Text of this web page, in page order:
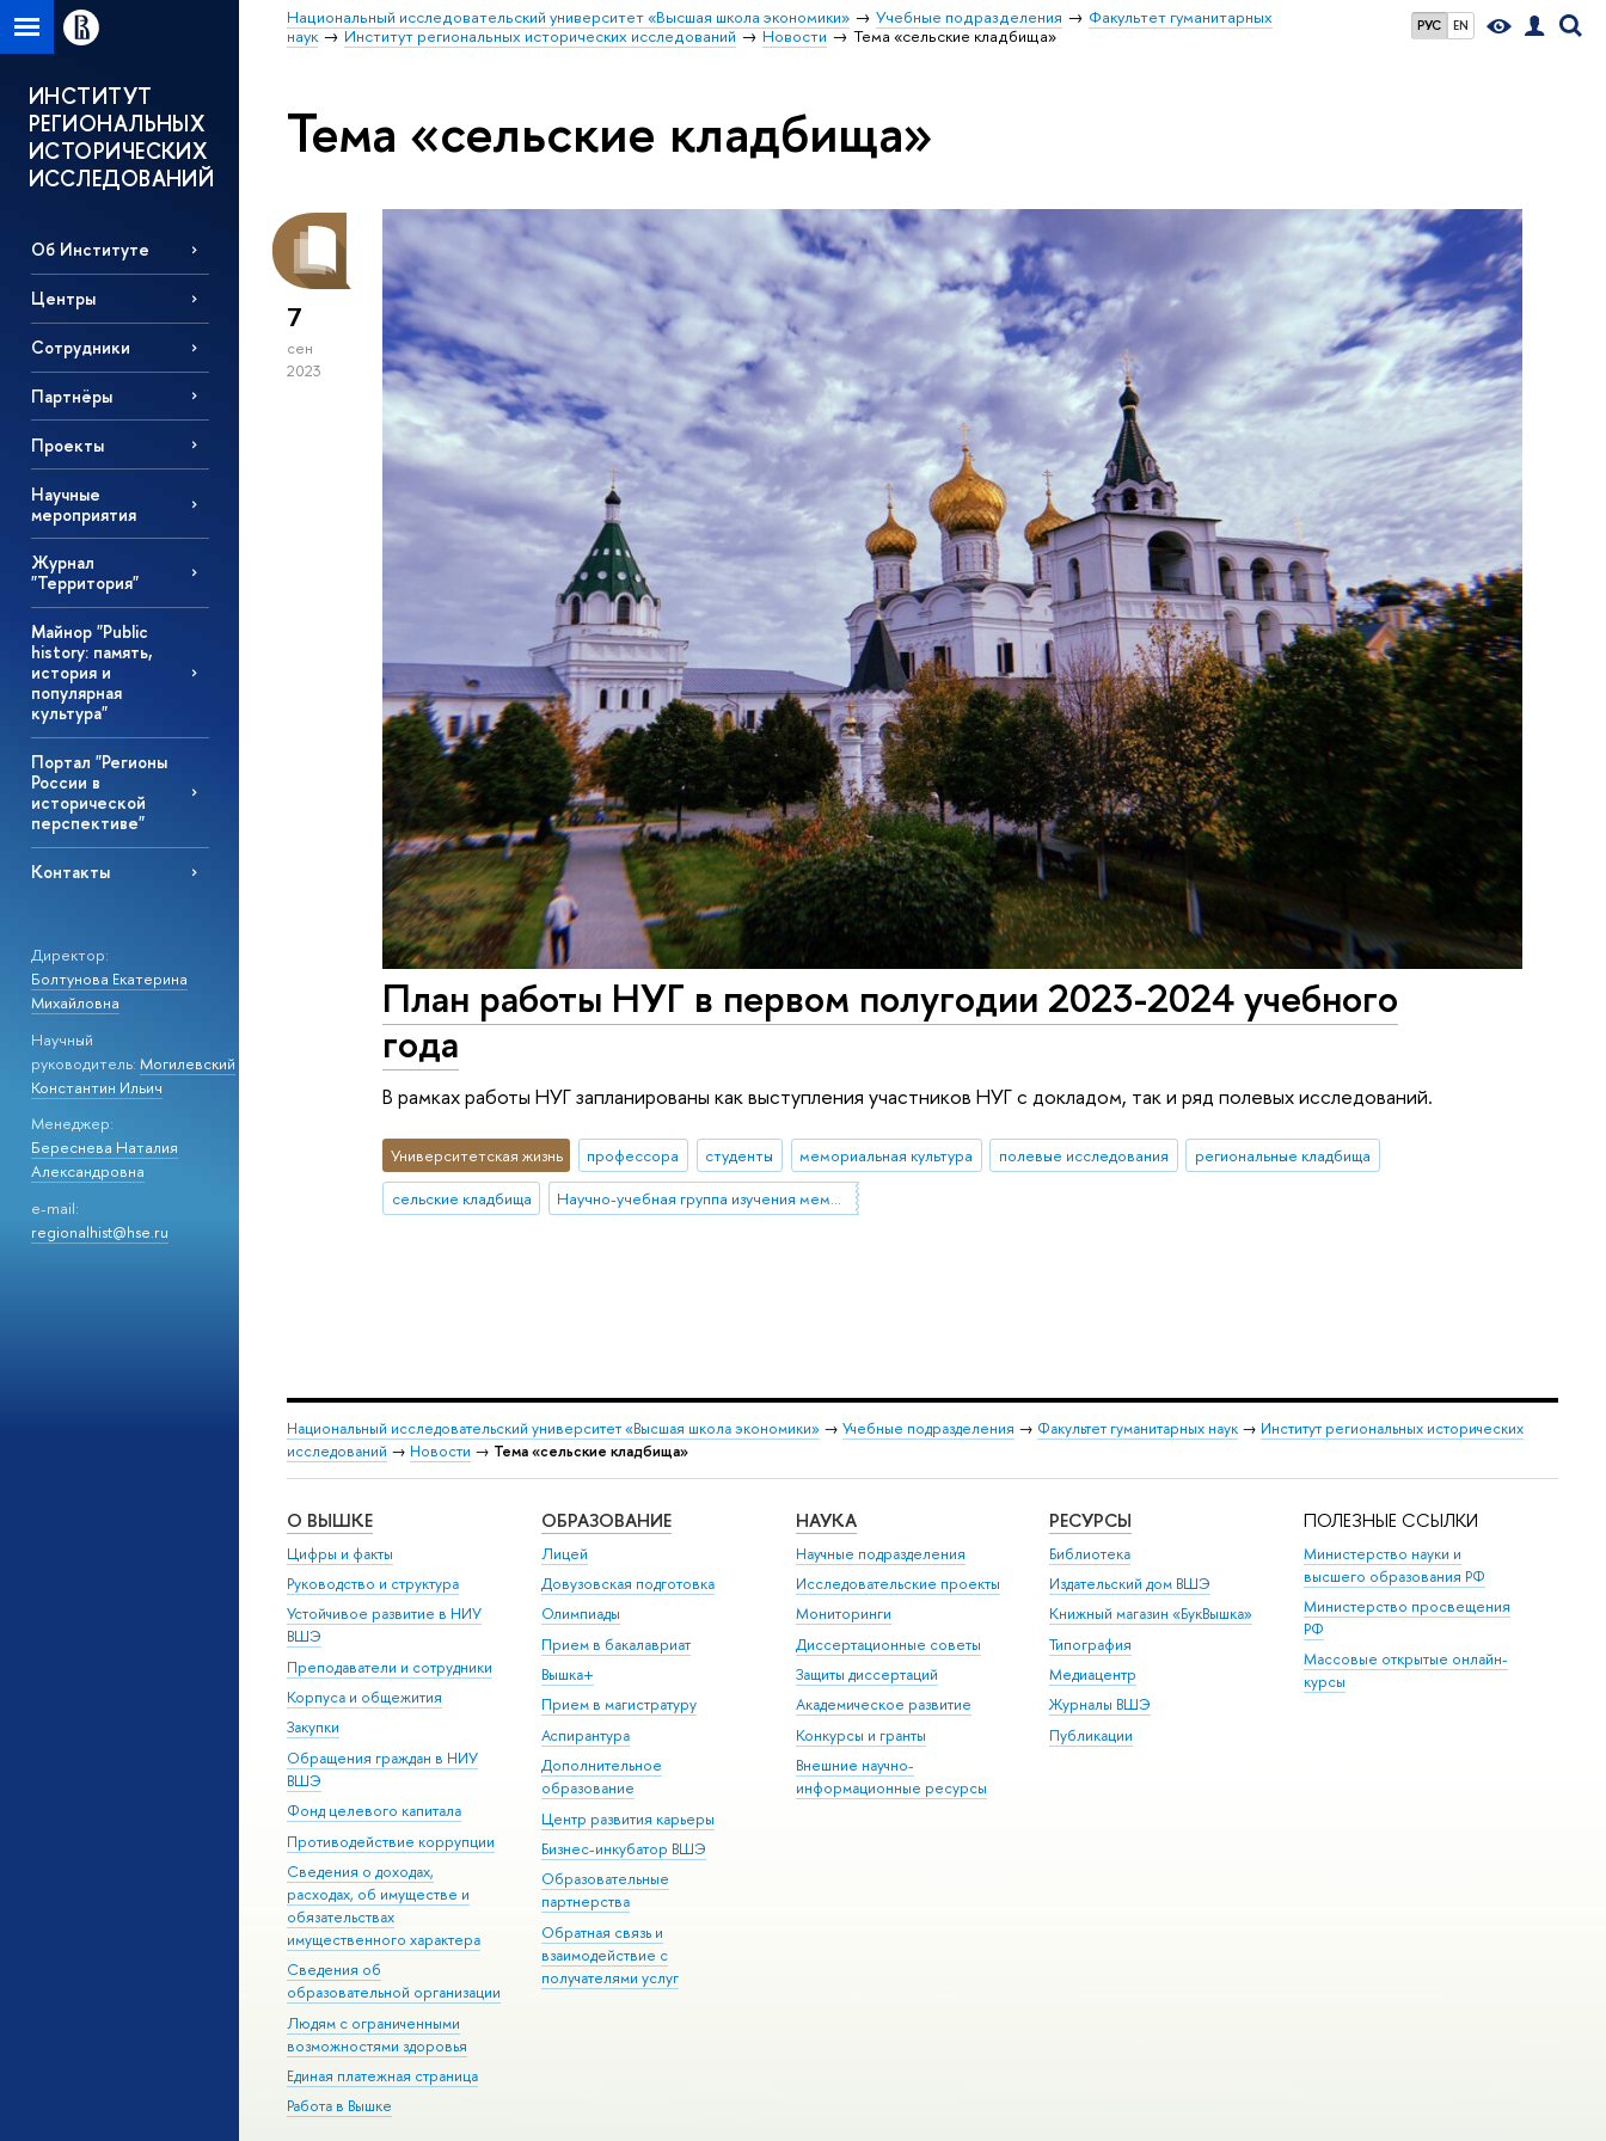
РУС EN
Национальный исследовательский университет «Высшая школа экономики» Учебные подразделения
Факультет гуманитарных
наук
Институт региональных исторических исследований Новости Тема «сельские кладбища»
ИНСТИТУТ
РЕГИОНАЛЬНЫХ
ИСТОРИЧЕСКИХ
ИССЛЕДОВАНИЙ
Об Институте
Центры
Сотрудники
Партнёры
Проекты
Научные
мероприятия
Журнал
"Территория"
Майнор "Public
history: память,
история и
популярная
культура"
Портал "Регионы
России в
исторической
перспективе"
Контакты
Директор:
Болтунова Екатерина
Михайловна
Научный
руководитель: Могилевский
Константин Ильич
Менеджер:
Береснева Наталия
Александровна
e-mail:
regionalhist@hse.ru
Тема «сельские кладбища»
7
сен
2023
План работы НУГ в первом полугодии 2023-2024 учебного
года
В рамках работы НУГ запланированы как выступления участников НУГ с докладом, так и ряд полевых исследований.
Университетская жизнь профессора студенты мемориальная культура полевые исследования
региональные кладбища
сельские кладбища
Научно-учебная группа изучения мемориальной культуры в России
Национальный исследовательский университет «Высшая школа экономики» → Учебные подразделения → Факультет гуманитарных наук → Институт региональных исторических
исследований → Новости → Тема «сельские кладбища»
О ВЫШКЕ
Цифры и факты
Руководство и структура
Устойчивое развитие в НИУ
ВШЭ
Преподаватели и сотрудники
Корпуса и общежития
Закупки
Обращения граждан в НИУ
ВШЭ
Фонд целевого капитала
Противодействие коррупции
Сведения о доходах,
расходах, об имуществе и
обязательствах
имущественного характера
Сведения об
образовательной организации
Людям с ограниченными
возможностями здоровья
Единая платежная страница
Работа в Вышке
ОБРАЗОВАНИЕ
Лицей
Довузовская подготовка
Олимпиады
Прием в бакалавриат
Вышка+
Прием в магистратуру
Аспирантура
Дополнительное
образование
Центр развития карьеры
Бизнес-инкубатор ВШЭ
Образовательные
партнерства
Обратная связь и
взаимодействие с
получателями услуг
НАУКА
Научные подразделения
Исследовательские проекты
Мониторинги
Диссертационные советы
Защиты диссертаций
Академическое развитие
Конкурсы и гранты
Внешние научно-
информационные ресурсы
РЕСУРСЫ
Библиотека
Издательский дом ВШЭ
Книжный магазин «БукВышка»
Типография
Медиацентр
Журналы ВШЭ
Публикации
ПОЛЕЗНЫЕ ССЫЛКИ
Министерство науки и
высшего образования РФ
Министерство просвещения
РФ
Массовые открытые онлайн-
курсы